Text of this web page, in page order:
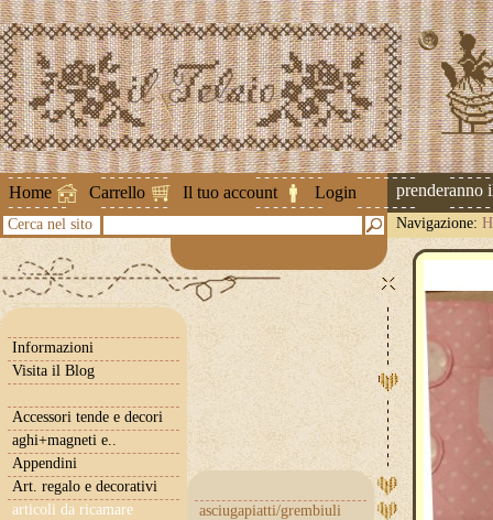
Home Carrello Il tuo account Login
Attenzione ! Le spedizioni riprenderanno il 2
Cerca nel sito Navigazione:
Informazioni
Visita il Blog
Accessori tende e decori
aghi+magneti e..
Appendini
Art. regalo e decorativi
articoli da ricamare
asciugapiatti/grembiuli